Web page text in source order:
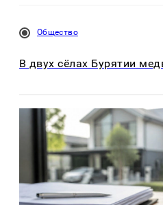
Общество
В двух сёлах Бурятии